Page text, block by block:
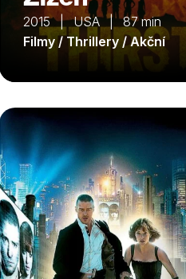
2015 | USA | 87 min
Filmy / Thrillery / Akční